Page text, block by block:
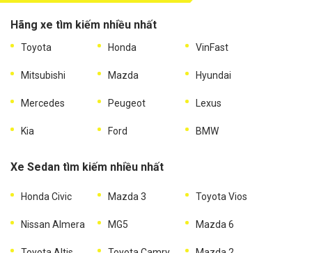
Hãng xe tìm kiếm nhiều nhất
Toyota Honda VinFast
Mitsubishi Mazda Hyundai
Mercedes Peugeot Lexus
Kia Ford BMW
Xe Sedan tìm kiếm nhiều nhất
Honda Civic Mazda 3 Toyota Vios
Nissan Almera MG5 Mazda 6